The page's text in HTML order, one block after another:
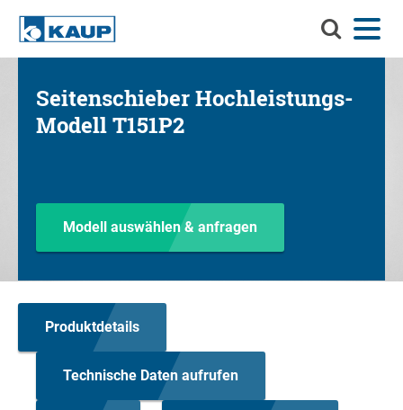
Sie
Durchsuchen Sie KAUP
Menü
Sprache
Kontakt Login
Anbaugeräte
Info-Center
Karriere
Seitenschieber Hochleistungs-
Modell T151P2
Modell auswählen & anfragen
Produktdetails
Technische Daten aufrufen